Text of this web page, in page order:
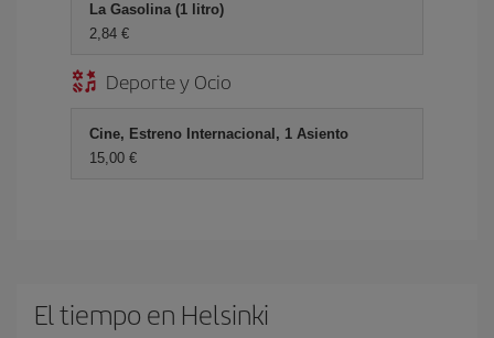
La Gasolina (1 litro)
2,84 €
Deporte y Ocio
Cine, Estreno Internacional, 1 Asiento
15,00 €
El tiempo en Helsinki